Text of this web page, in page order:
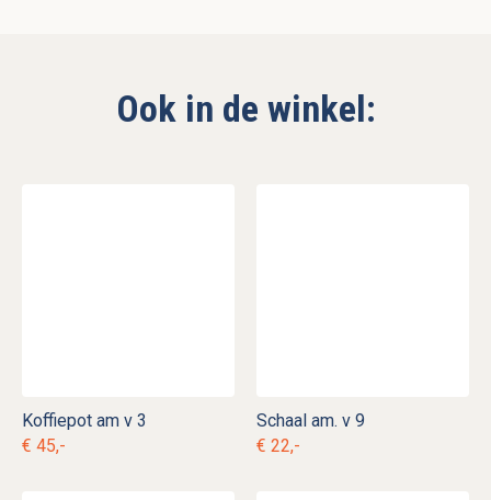
Ook in de winkel:
Koffiepot am v 3
€ 45,-
Schaal am. v 9
€ 22,-